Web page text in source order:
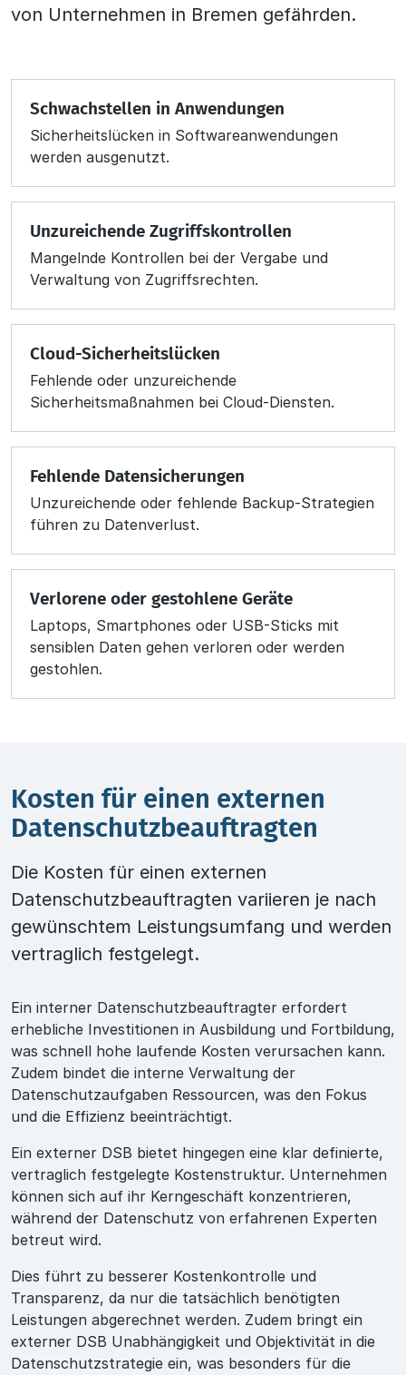
von Unternehmen in Bremen gefährden.
Schwachstellen in Anwendungen
Sicherheitslücken in Softwareanwendungen
werden ausgenutzt.
Unzureichende Zugriffskontrollen
Mangelnde Kontrollen bei der Vergabe und
Verwaltung von Zugriffsrechten.
Cloud-Sicherheitslücken
Fehlende oder unzureichende
Sicherheitsmaßnahmen bei Cloud-Diensten.
Fehlende Datensicherungen
Unzureichende oder fehlende Backup-Strategien
führen zu Datenverlust.
Verlorene oder gestohlene Geräte
Laptops, Smartphones oder USB-Sticks mit
sensiblen Daten gehen verloren oder werden
gestohlen.
Kosten für einen externen
Datenschutzbeauftragten
Die Kosten für einen externen
Datenschutzbeauftragten variieren je nach
gewünschtem Leistungsumfang und werden
vertraglich festgelegt.
Ein interner Datenschutzbeauftragter erfordert
erhebliche Investitionen in Ausbildung und Fortbildung,
was schnell hohe laufende Kosten verursachen kann.
Zudem bindet die interne Verwaltung der
Datenschutzaufgaben Ressourcen, was den Fokus
und die Effizienz beeinträchtigt.
Ein externer DSB bietet hingegen eine klar definierte,
vertraglich festgelegte Kostenstruktur. Unternehmen
können sich auf ihr Kerngeschäft konzentrieren,
während der Datenschutz von erfahrenen Experten
betreut wird.
Dies führt zu besserer Kostenkontrolle und
Transparenz, da nur die tatsächlich benötigten
Leistungen abgerechnet werden. Zudem bringt ein
externer DSB Unabhängigkeit und Objektivität in die
Datenschutzstrategie ein, was besonders für die